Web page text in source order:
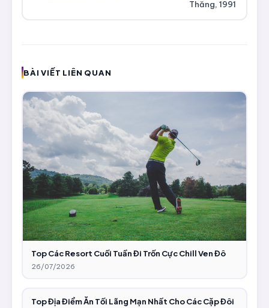
Thăng, 1991
BÀI VIẾT LIÊN QUAN
Top Các Resort Cuối Tuần Đi Trốn Cực Chill Ven Đô
26/07/2026
Top Địa Điểm Ăn Tối Lãng Mạn Nhất Cho Các Cặp Đôi